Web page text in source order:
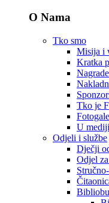
O Nama
Tko smo
Misija i
Kratka
Tko je
U
Odjeli i službe
Dječji
Odjel